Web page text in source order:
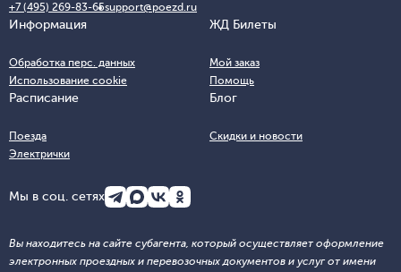
+7 (495) 269-83-65support@poezd.ru
Информация
Обработка перс. данных
Использование cookie
ЖД Билеты
Мой заказ
Помощь
Расписание
Поезда
Электрички
Блог
Скидки и новости
Мы в соц. сетях
Вы находитесь на сайте субагента, который осуществляет оформление
электронных проездных и перевозочных документов и услуг от имени